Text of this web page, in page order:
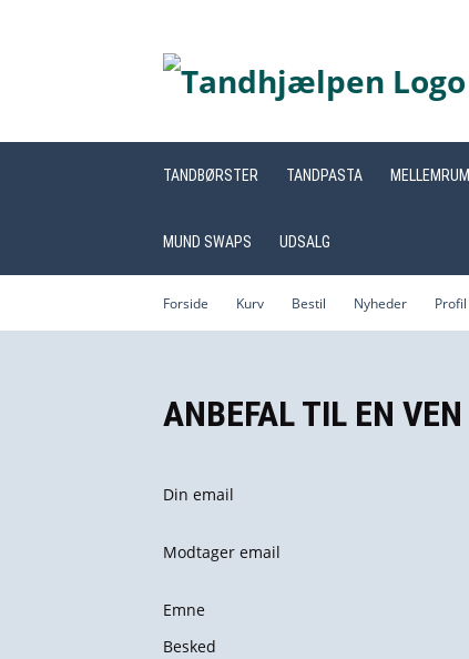
TANDBØRSTER TANDPASTA MELLEMRUM
MUND SWAPS UDSALG
Forside Kurv Bestil Nyheder Profil
ANBEFAL TIL EN VEN
Din email
Modtager email
Emne
Besked